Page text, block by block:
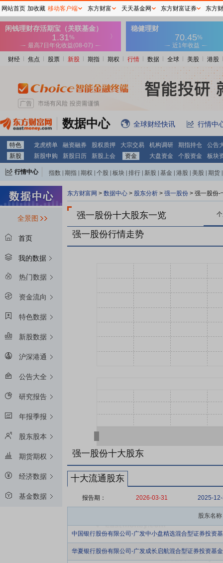
财经 焦点 股票 新股 期指 期权 行情 数据 全球 美股 港股
数据中心 全球财经快讯 行情中
特色 龙虎榜单 融资融券 股权质押 大宗交易 机构调研 期指持仓
公告
新股
新股申购 新股日历 新股上会 资金 大盘资金 个股资金 板块
行情中心 指数 期指 期权 个股 板块 排行 新股 基金 港股 美股 期货
全景图
首页
我的数据
热门数据
资金流向
特色数据
新股数据
沪深港通
公告大全
研究报告
年报季报
股东股本
期货期权
经济数据
基金数据
东方财富网 > 数据中心 > 股东分析 > 强一股份 > 强一股份-
强一股份十大股东一览
强一股份行情走势
强一股份十大股东
十大流通股东
报告期： 2026-03-31 2025-
股东名称
中国银行股份有限公司-广发中小盘精选混合型证券投资
华夏银行股份有限公司-广发成长启航混合型证券投资基金
网站首页 加收藏 移动客户端 东方财富 天天基金网 东方财富证券 东方